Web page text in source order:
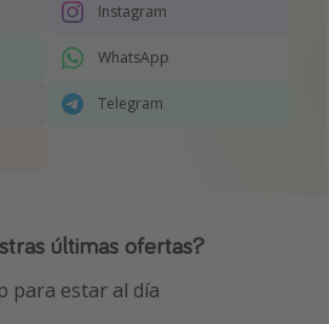
Instagram
WhatsApp
Telegram
últimas ofertas?
para estar al día